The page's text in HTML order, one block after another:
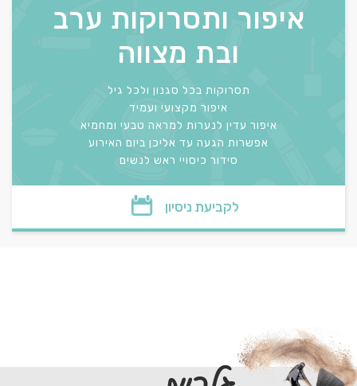
איפור ותסרוקות ערב
ובת מצווה
תסרוקות בכל סגנון ולכל גיל
איפור מקצועי ועמיד
איפור עדין לנערות למראה טבעי ומחמיא
אפשרות הגעה עד אליכן ביום האירוע
סידור כיסויי ראש לנשים
לקביעת ניסיון